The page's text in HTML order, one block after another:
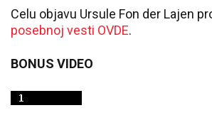
Celu objavu Ursule Fon der Lajen
posebnoj vesti OVDE.
BONUS VIDEO